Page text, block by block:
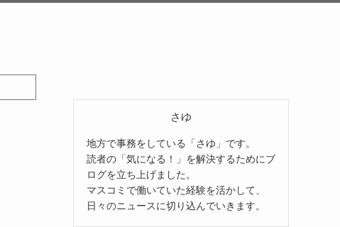
さゆ
地方で事務をしている「さゆ」です。
読者の「気になる！」を解決するためにブ
ログを立ち上げました。
マスコミで働いていた経験を活かして、
日々のニュースに切り込んでいきます。